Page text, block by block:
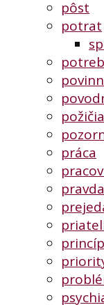
pôst
potrat
práca
pravda